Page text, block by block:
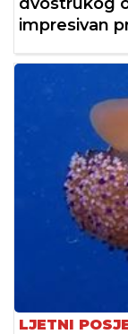
impresivan
LJETNI